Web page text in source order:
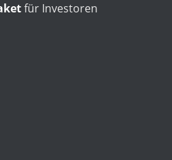
für Investoren